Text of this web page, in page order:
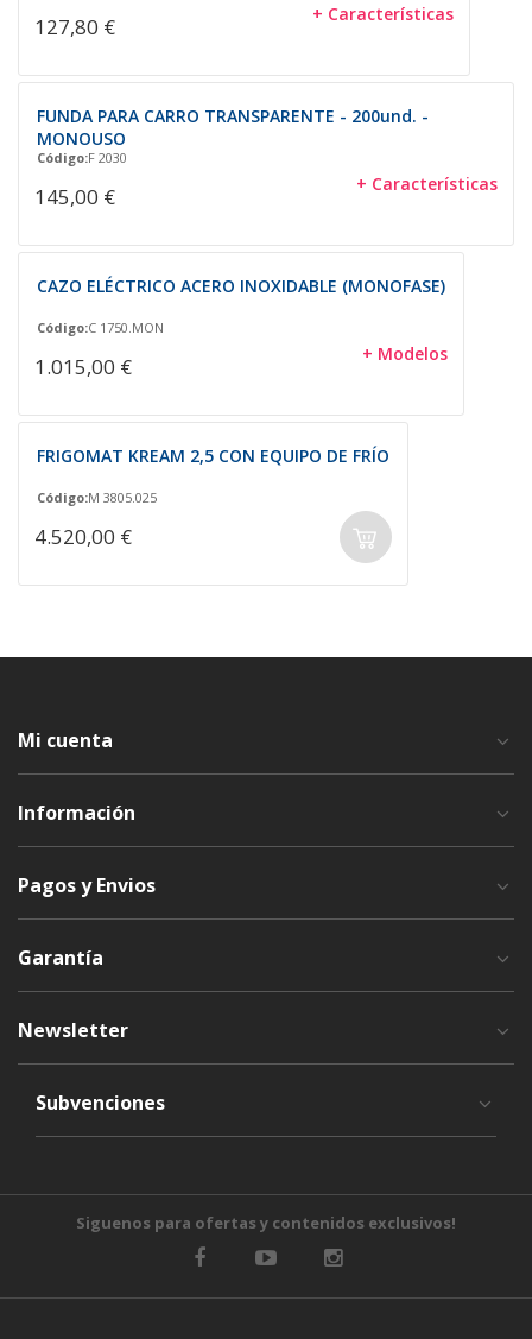
127,80 € + Características
FUNDA PARA CARRO TRANSPARENTE - 200und. -
MONOUSO
Código:F 2030
145,00 € + Características
CAZO ELÉCTRICO ACERO INOXIDABLE (MONOFASE)
Código:C 1750.MON
1.015,00 € + Modelos
FRIGOMAT KREAM 2,5 CON EQUIPO DE FRÍO
Código:M 3805.025
4.520,00 €
Mi cuenta
Información
Pagos y Envios
Garantía
Newsletter
Subvenciones
Siguenos para ofertas y contenidos exclusivos!